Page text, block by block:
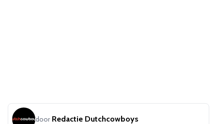
door Redactie Dutchcowboys